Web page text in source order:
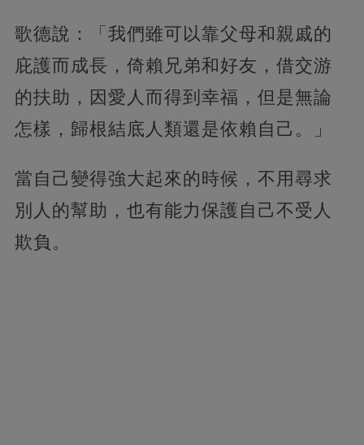
歌德說：「我們雖可以靠父母和親戚的
庇護而成長，倚賴兄弟和好友，借交游
的扶助，因愛人而得到幸福，但是無論
怎樣，歸根結底人類還是依賴自己。」
當自己變得強大起來的時候，不用尋求
別人的幫助，也有能力保護自己不受人
欺負。